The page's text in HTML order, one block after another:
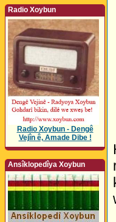
Radio Xoybun
Radio Xoybun - Dengê
Vejîn ê, Amade Dibe !
Ansîklopedîya Xoybun